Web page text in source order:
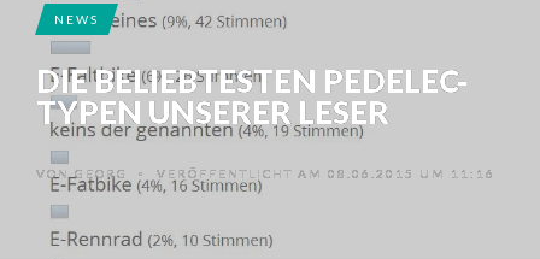
NEWS
DIE BELIEBTESTEN PEDELEC-
TYPEN UNSERER LESER
VON GEORG • VERÖFFENTLICHT AM 08.06.2015 UM 11:16